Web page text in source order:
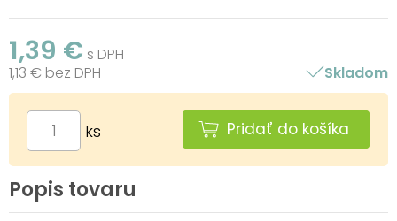
1,39 € s DPH
1,13 € bez DPH
Skladom
ks Pridať do košíka
Popis tovaru